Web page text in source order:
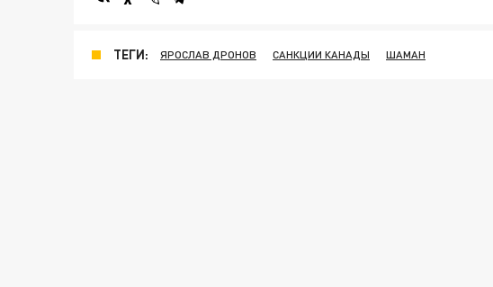
ТЕГИ: ЯРОСЛАВ ДРОНОВ САНКЦИИ КАНАДЫ ШАМАН